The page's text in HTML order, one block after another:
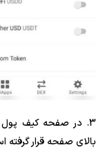
بالای صفحه قرار گرفته